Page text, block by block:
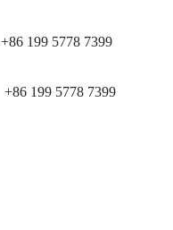
+86 199 5778 7399
+86 199 5778 7399